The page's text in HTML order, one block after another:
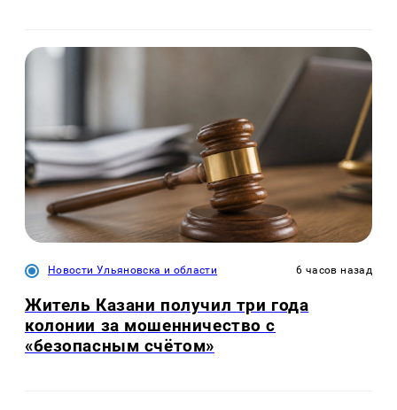
Новости Ульяновска и области 6 часов назад
Житель Казани получил три года
колонии за мошенничество с
«безопасным счётом»